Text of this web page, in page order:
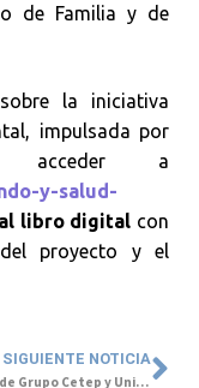
de Familia y de
la iniciativa
impulsada por
acceder a
y-salud-
libro digital con
proyecto y el
SIGUIENTE NOTICIA
Expertas de Grupo Cetep y Universidad Santo Tomás darán charla sobre Salud Mental y Perspectiva de Género